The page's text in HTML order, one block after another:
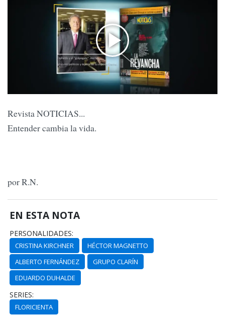
Revista NOTICIAS...
Entender cambia la vida.
por R.N.
EN ESTA NOTA
PERSONALIDADES:
CRISTINA KIRCHNER
HÉCTOR MAGNETTO
ALBERTO FERNÁNDEZ
GRUPO CLARÍN
EDUARDO DUHALDE
SERIES:
FLORICIENTA